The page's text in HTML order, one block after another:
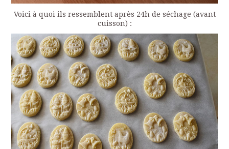
Voici à quoi ils ressemblent après 24h de séchage (avant
cuisson) :